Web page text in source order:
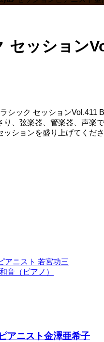
セッション
シック セッション
、弦楽器、管楽器、声
ションを盛り上げてく
アニスト 若宮功三
音（ピアノ）
アニスト金澤亜希子